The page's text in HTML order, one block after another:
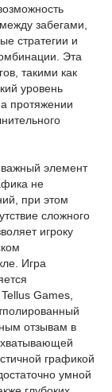
забегами,
стратегии и
Эта
такими как
уровень
протяжении
элемент
не
при этом
сложного
игроку
Игра
Games,
отзывам в
графикой
умной